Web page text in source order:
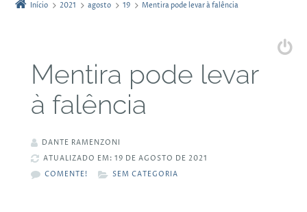
Início 2021 agosto 19 Mentira pode levar à falência
Mentira pode levar
à falência
DANTE RAMENZONI
ATUALIZADO EM: 19 DE AGOSTO DE 2021
COMENTE!
SEM CATEGORIA